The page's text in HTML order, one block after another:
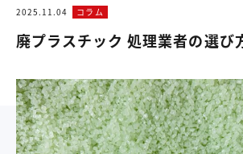
2025.11.04 コラム
廃プラスチック 処理業者の選び